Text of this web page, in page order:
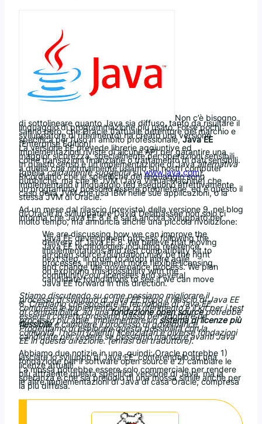
Non c’è bisogno
di sottolineare quanto Java sia diffuso, tanto da risultare il
linguaggio di programmazione più usato. Forse pochi
sanno però, che Oracle (l’attuale detentore del marchio e
sviluppatore di riferimento) ha creato una versione
specifica per l’uso in ambito professionale,Java EE
(Enterprise Edition).
La versione EE prevede librerie aggiuntive ed
implementazioni riviste di alcune API per garantire una
maggior sicurezza, specialmente per operazioni sensibili
come transazioni finanziarie o trattamento di dati sensibili.
In questo senso è un’implementazione di Javaalternativa
a quella che normalmente usiamo sui nostri computer
(quellacaldamente suggeritasuwww.java.com).
Ricordiamo che le specifiche del linguaggio sono
pubbliche, ma che le JVM (Java Virtual Machine) che
implementano il linguaggio (ed eseguono effettivamente
un programma) possono essere proprietarie, ed è questo il
caso della JVM che usa IBM nelle sue applicazioni, o la
stessa JVM di Oracle.
Ad un mese dal rilascio (previsto) della versione 9, nel blog
di Oracle lo sviluppatore David Delabassee non solo ci
informa che Java EE 8 è e sarà ancora sviluppato per
molto tempo, ma annuncia anche una piccola rivoluzione:
We are discussing how we can improve the
Java EE development process following the
delivery of Java EE 8. We believe that moving
Java EE technologies including reference
implementations and test compatibility kit to
an open source foundation may be the right
next step, in order to adopt more agile
processes, implement more flexible licensing,
and change the governance process. We plan
on exploring this possibility with the
community, our licensees and several
candidate foundations to see if we can move
Java EE forward in this direction.
Stiamo discutendo su come possiamo migliorare il
processo di sviluppo di Java EE dopo il rilascio di Java EE
8. Crediamo che spostare le tecnologie di Java EE,
comprese le implementazioni di riferimento e il kit per i test
di compatibilità, ad unafondazione open sourcepotrebbe
essere il corretto prossimo passo per adottare un
processo più abile, implementare unsistema di licenze più
flessibilee cambiare il processo di governance.
Progettiamo di esplorare questa possibilità con la
comunità, i nostri [clienti] licenziatari e diverse fondazioni
candidate per vedere se possiamo mandare avanti Java
EE in questa direzione. (enfasi del traduttore).
Abbiamo due notizie in una, quindi: Oracle potrebbe 1)
lasciare lo sviluppo di Java EE, conferendolo ad una
fondazione per il software open source e 2) cambiare le
licenze attuali!
La mossa potrebbe essere solo commerciale per rendere
più attraente questa specifica versione di Java, ma la
speranza è che sia preludio di una mossa simile anche per
le altre implementazioni di Java di casa Oracle, compresa
la più diffusa.